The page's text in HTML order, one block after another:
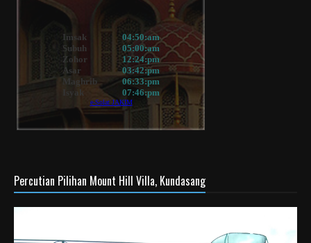
Percutian Pilihan Mount Hill Villa, Kundasang